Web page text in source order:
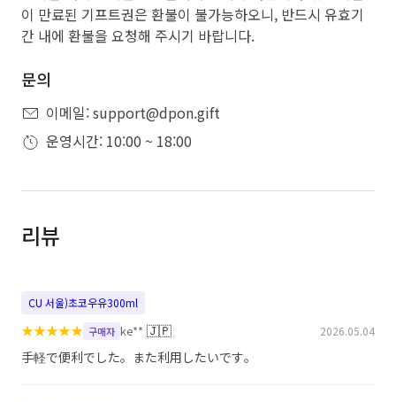
이 만료된 기프트권은 환불이 불가능하오니, 반드시 유효기
간 내에 환불을 요청해 주시기 바랍니다.
문의
이메일: support@dpon.gift
운영시간: 10:00 ~ 18:00
리뷰
CU 서울)초코우유300ml
★★★★★ 구매자 ke** 🇯🇵 2026.05.04
手軽で便利でした。また利用したいです。